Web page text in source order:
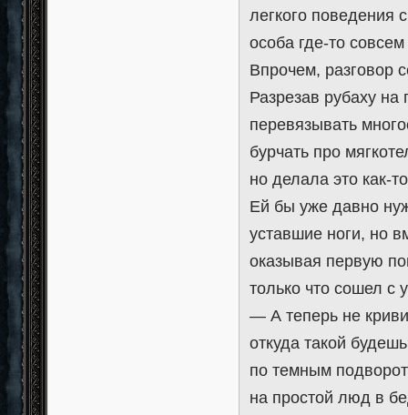
легкого поведения
особа где-то
Впрочем, разговор
Разрезав рубаху
перевязывать
бурчать про
но делала это как-
Ей бы уже давно
уставшие ноги, но
оказывая первую
только что сошел с
— А теперь не
откуда такой
по темным
на простой люд в